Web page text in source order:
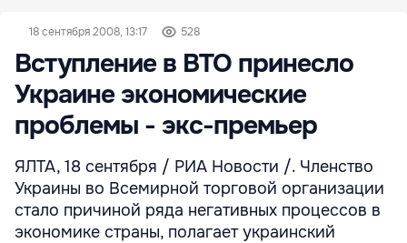
18 сентября 2008, 13:17 528
Вступление в ВТО принесло
Украине экономические
проблемы - экс-премьер
ЯЛТА, 18 сентября / РИА Новости /. Членство
Украины во Всемирной торговой организации
стало причиной ряда негативных процессов в
экономике страны, полагает украинский